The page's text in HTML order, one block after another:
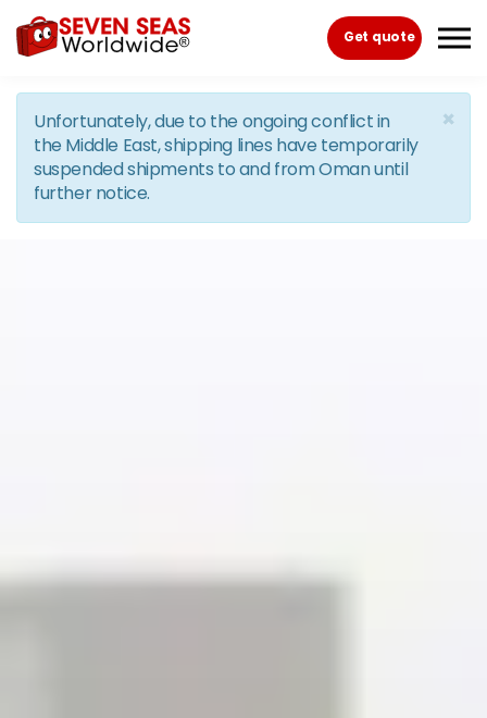
Skip to the content
Get quote
×
Unfortunately, due to the ongoing conflict in
the Middle East, shipping lines have temporarily
suspended shipments to and from Oman until
further notice.